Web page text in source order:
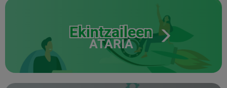
Ekintzaileen
ATARIA